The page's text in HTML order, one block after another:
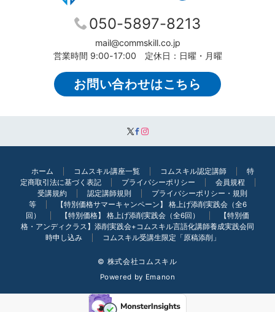
050-5897-8213
mail@commskill.co.jp
営業時間 9:00-17:00 定休日：日曜・月曜
お問い合わせはこちら
ホーム コムスキル講座一覧 コムスキル認定講師
特
定商取引法に基づく表記
プライバシーポリシー
会員規程
受講規約
認定講師規則
プライバシーポリシー・規則
等
【特別価格サマーキャンペーン】 格上げ添削実践会（全6
回）
【特別価格】 格上げ添削実践会（全6回）
【特別価
格・アンディクラス】添削実践会+コムスキル言語化講師養成実践会同
時申し込み
コムスキル受講生限定「原稿添削」
© 株式会社コムスキル
Powered by Emanon